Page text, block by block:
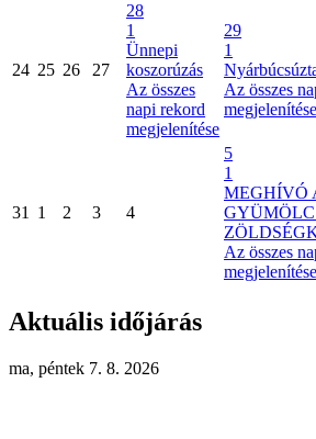
24 25 26 27
28
1
Ünnepi
koszorúzás
Az összes
napi rekord
megjelenítése
29
1
Az összes
megjelenítése
31 1 2 3 4
5
1
MEGHÍVÓ
Az összes
megjelenítése
Aktuális időjárás
ma, péntek 7. 8. 2026